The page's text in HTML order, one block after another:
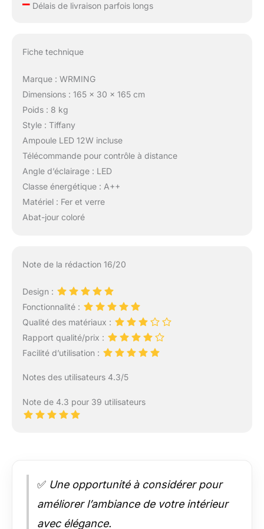
–Délais de livraison parfois longs
Fiche technique
Marque : WRMING
Dimensions : 165 x 30 x 165 cm
Poids : 8 kg
Style : Tiffany
Ampoule LED 12W incluse
Télécommande pour contrôle à distance
Angle d’éclairage : LED
Classe énergétique : A++
Matériel : Fer et verre
Abat-jour coloré
Note de la rédaction 16/20
Design :
Fonctionnalité :
Qualité des matériaux :
Rapport qualité/prix :
Facilité d’utilisation :
Notes des utilisateurs 4.3/5
Note de 4.3 pour 39 utilisateurs
✅ Une opportunité à considérer pour
améliorer l’ambiance de votre intérieur
avec élégance.